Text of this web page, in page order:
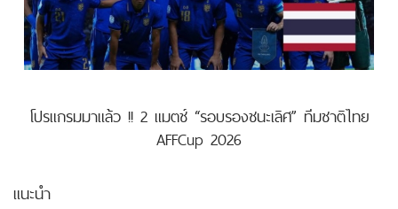
โปรแกรมมาแล้ว !! 2 แมตช์ “รอบรองชนะเลิศ” ทีมชาติไทย
AFFCup 2026
แนะนำ